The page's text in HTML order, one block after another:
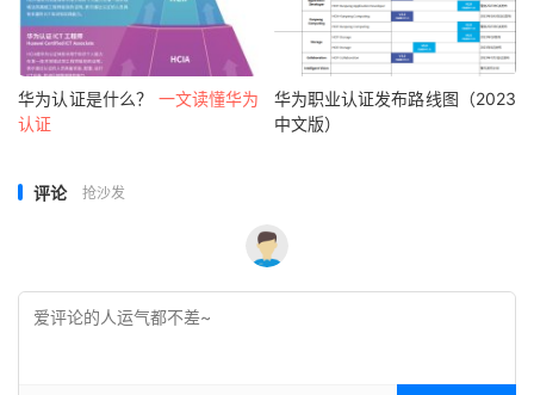
华为认证是什么？ 一文读懂华为
认证
华为职业认证发布路线图（2023
中文版）
评论 抢沙发